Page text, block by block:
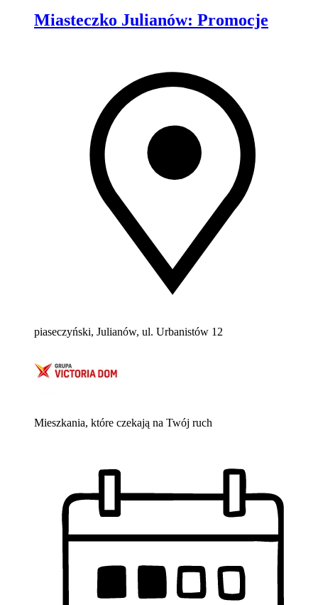
Miasteczko Julianów: Promocje
piaseczyński, Julianów, ul. Urbanistów 12
Mieszkania, które czekają na Twój ruch